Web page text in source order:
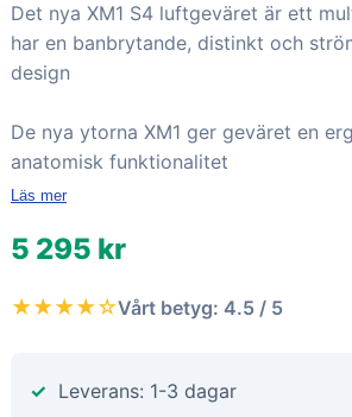
Det nya XM1 S4 luftgeväret är ett
har en banbrytande, distinkt och
design
De nya ytorna XM1 ger geväret en
anatomisk funktionalitet
Läs mer
5 295 kr
★★★★☆Vårt betyg: 4.5 / 5
Leverans: 1-3 dagar